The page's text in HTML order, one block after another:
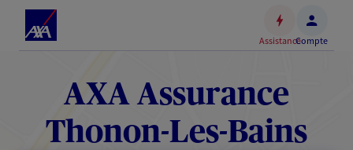
Accéder
contenu
principal
Accéder
au
AssistanceCompte
AXA Assurance
Thonon-Les-Bains